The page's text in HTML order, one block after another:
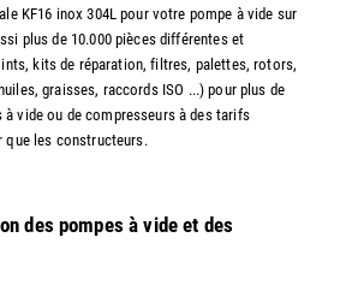
KF16 inox 304L pour votre pompe à vide sur
plus de 10.000 pièces différentes et
kits de réparation, filtres, palettes, rotors,
graisses, raccords ISO ...) pour plus de
à vide ou de compresseurs à des tarifs
que les constructeurs.
des pompes à vide et des